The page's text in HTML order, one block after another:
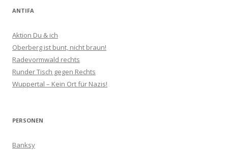
ANTIFA
Aktion Du & ich
Oberberg ist bunt, nicht braun!
Radevormwald rechts
Runder Tisch gegen Rechts
Wuppertal – Kein Ort für Nazis!
PERSONEN
Banksy